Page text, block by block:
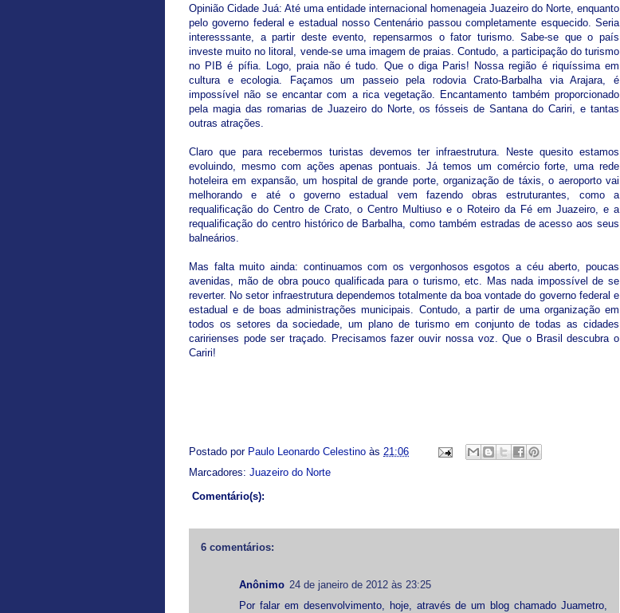
Opinião Cidade Juá: Até uma entidade internacional homenageia Juazeiro do Norte, enquanto
pelo governo federal e estadual nosso Centenário passou completamente esquecido. Seria
interesssante, a partir deste evento, repensarmos o fator turismo. Sabe-se que o país
investe muito no litoral, vende-se uma imagem de praias. Contudo, a participação do turismo
no PIB é pífia. Logo, praia não é tudo. Que o diga Paris! Nossa região é riquíssima em
cultura e ecologia. Façamos um passeio pela rodovia Crato-Barbalha via Arajara, é
impossível não se encantar com a rica vegetação. Encantamento também proporcionado
pela magia das romarias de Juazeiro do Norte, os fósseis de Santana do Cariri, e tantas
outras atrações.
Claro que para recebermos turistas devemos ter infraestrutura. Neste quesito estamos
evoluindo, mesmo com ações apenas pontuais. Já temos um comércio forte, uma rede
hoteleira em expansão, um hospital de grande porte, organização de táxis, o aeroporto vai
melhorando e até o governo estadual vem fazendo obras estruturantes, como a
requalificação do Centro de Crato, o Centro Multiuso e o Roteiro da Fé em Juazeiro, e a
requalificação do centro histórico de Barbalha, como também estradas de acesso aos seus
balneários.
Mas falta muito ainda: continuamos com os vergonhosos esgotos a céu aberto, poucas
avenidas, mão de obra pouco qualificada para o turismo, etc. Mas nada impossível de se
reverter. No setor infraestrutura dependemos totalmente da boa vontade do governo federal e
estadual e de boas administrações municipais. Contudo, a partir de uma organização em
todos os setores da sociedade, um plano de turismo em conjunto de todas as cidades
caririenses pode ser traçado. Precisamos fazer ouvir nossa voz. Que o Brasil descubra o
Cariri!
Postado por Paulo Leonardo Celestino às 21:06
Marcadores: Juazeiro do Norte
Comentário(s):
6 comentários:
Anônimo 24 de janeiro de 2012 às 23:25
Por falar em desenvolvimento, hoje, através de um blog chamado Juametro,